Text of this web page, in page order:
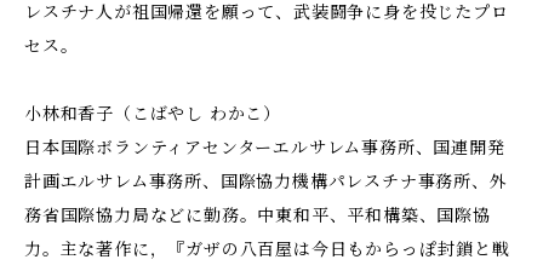
レスチナ人が祖国帰還を願って、武装闘争に身を投じたプロ
セス。
小林和香子（こばやし わかこ）
日本国際ボランティアセンターエルサレム事務所、国連開発
計画エルサレム事務所、国際協力機構パレスチナ事務所、外
務省国際協力局などに勤務。中東和平、平和構築、国際協
力。主な著作に，『ガザの八百屋は今日もからっぽ――封鎖と戦